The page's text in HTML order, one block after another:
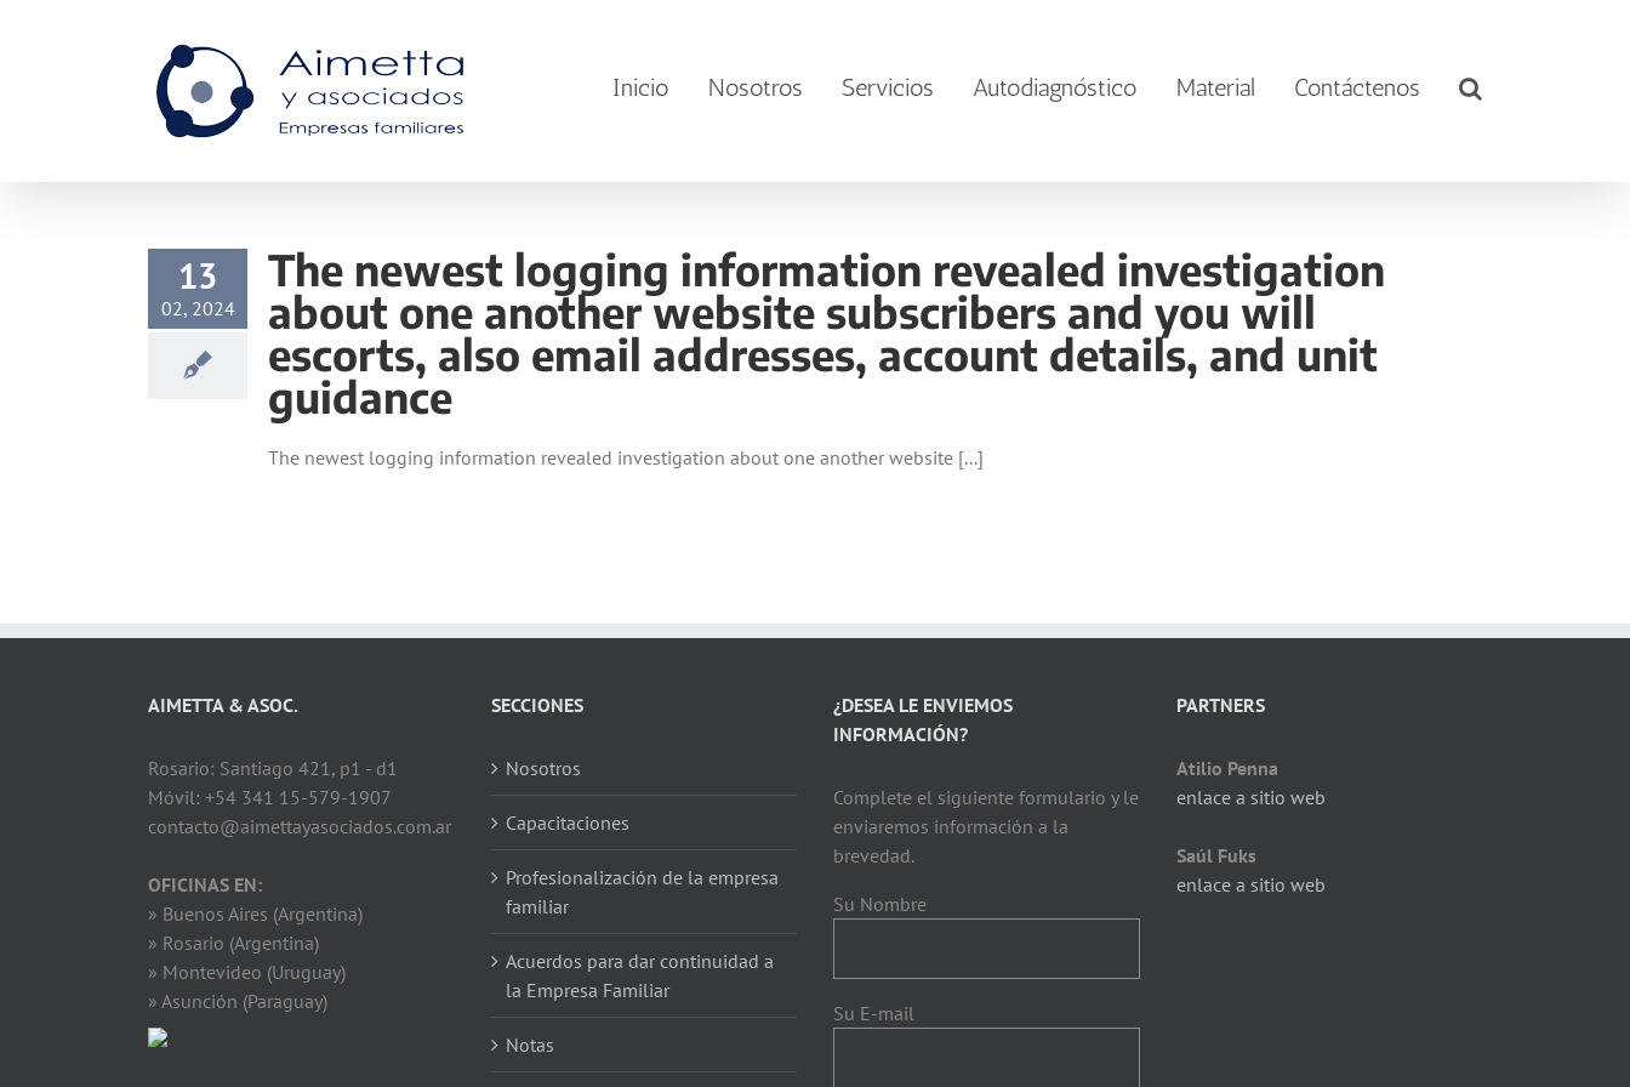
Inicio Nosotros Servicios Autodiagnóstico Material Contáctenos
13
02, 2024
The newest logging information revealed investigation
about one another website subscribers and you will
escorts, also email addresses, account details, and unit
guidance
The newest logging information revealed investigation about one another website [...]
AIMETTA & ASOC.
Rosario: Santiago 421, p1 - d1
Móvil: +54 341 15-579-1907
contacto@aimettayasociados.com.ar
OFICINAS EN:
» Buenos Aires (Argentina)
» Rosario (Argentina)
» Montevideo (Uruguay)
» Asunción (Paraguay)
SECCIONES
Nosotros
Capacitaciones
Profesionalización de la empresa
familiar
Acuerdos para dar continuidad a
la Empresa Familiar
Notas
¿DESEA LE ENVIEMOS
INFORMACIÓN?
Complete el siguiente formulario y le
enviaremos información a la
brevedad.
Su Nombre
Su E-mail
PARTNERS
Atilio Penna
enlace a sitio web
Saúl Fuks
enlace a sitio web